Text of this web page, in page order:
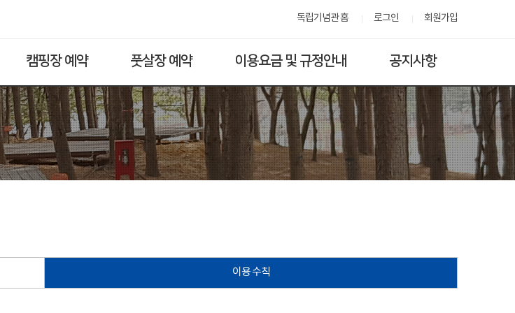
독립기념관 홈 로그인 회원가입
캠핑장 예약 풋살장 예약 이용요금 및 규정안내 공지사항
이용 수칙